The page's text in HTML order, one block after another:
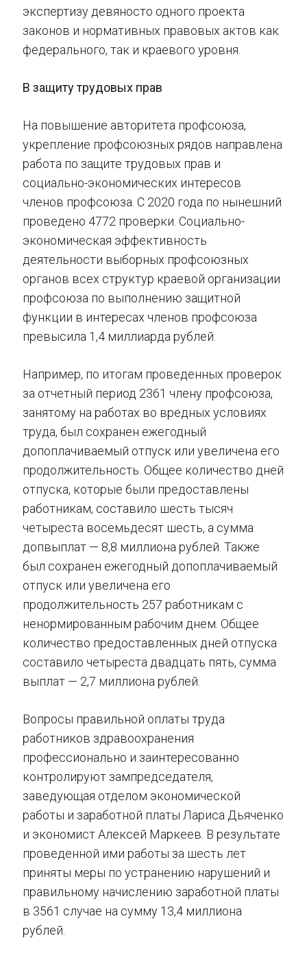
экспертизу девяносто одного проекта
законов и нормативных правовых актов как
федерального, так и краевого уровня.
В защиту трудовых прав
На повышение авторитета профсоюза,
укрепление профсоюзных рядов направлена
работа по защите трудовых прав и
социально-экономических интересов
членов профсоюза. С 2020 года по нынешний
проведено 4772 проверки. Социально-
экономическая эффективность
деятельности выборных профсоюзных
органов всех структур краевой организации
профсоюза по выполнению защитной
функции в интересах членов профсоюза
превысила 1,4 миллиарда рублей.
Например, по итогам проведенных проверок
за отчетный период 2361 члену профсоюза,
занятому на работах во вредных условиях
труда, был сохранен ежегодный
допоплачиваемый отпуск или увеличена его
продолжительность. Общее количество дней
отпуска, которые были предоставлены
работникам, составило шесть тысяч
четыреста восемьдесят шесть, а сумма
допвыплат — 8,8 миллиона рублей. Также
был сохранен ежегодный допоплачиваемый
отпуск или увеличена его
продолжительность 257 работникам с
ненормированным рабочим днем. Общее
количество предоставленных дней отпуска
составило четыреста двадцать пять, сумма
выплат — 2,7 миллиона рублей.
Вопросы правильной оплаты труда
работников здравоохранения
профессионально и заинтересованно
контролируют зампредседателя,
заведующая отделом экономической
работы и заработной платы Лариса Дьяченко
и экономист Алексей Маркеев. В результате
проведенной ими работы за шесть лет
приняты меры по устранению нарушений и
правильному начислению заработной платы
в 3561 случае на сумму 13,4 миллиона
рублей.